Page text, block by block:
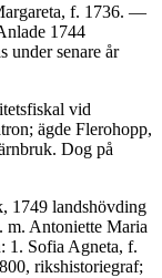
f. 1736. —
1744
under senare år
vid
ägde Flerohopp,
Dog på
1749 landshövding
m. Antoniette Maria
1. Sofia Agneta, f.
rikshistoriegraf;